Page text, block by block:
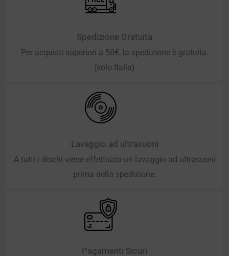
Spedizione Gratuita
Per acquisti superiori a 50€, la spedizione è gratuita.
(solo Italia)
Lavaggio ad ultrasuoni
A tutti i dischi viene effettuato un lavaggio ad ultrasuoni
prima della spedizione.
Pagamenti Sicuri